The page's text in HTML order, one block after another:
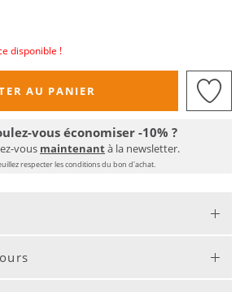
disponible !
AU PANIER
vous économiser -10% ?
vous maintenantà la newsletter.
respecter les conditions du bon d'achat.